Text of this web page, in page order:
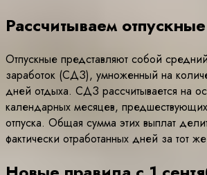
Рассчитываем
Отпускные представляют собой
заработок (СДЗ), умноженный на
дней отдыха. СДЗ рассчитывается на
календарных месяцев,
отпуска. Общая сумма этих выплат
фактически отработанных дней за тот